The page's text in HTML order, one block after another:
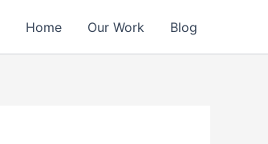
Home Our Work Blog